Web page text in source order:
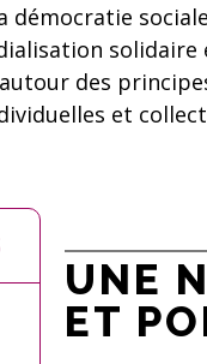
démocratie
solidaire
des
et
UNE
ET